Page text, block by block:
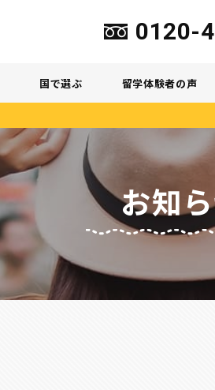
0120-
国で選ぶ 留学体験者の声
お知